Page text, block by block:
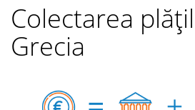
Colectarea
Grecia